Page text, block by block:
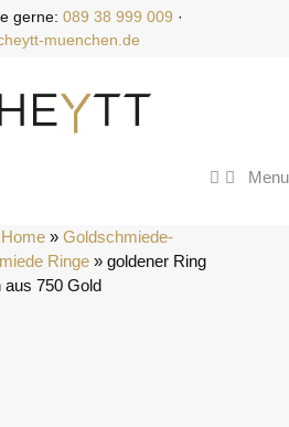
gerne: 089 38 999 009 ·
muenchen.de
Menu
Home » Goldschmiede-
Ringe » goldener Ring
aus 750 Gold